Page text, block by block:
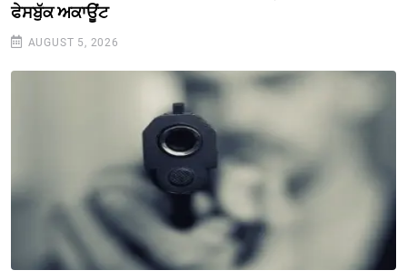
ਫੇਸਬੁੱਕ ਅਕਾਊਂਟ
AUGUST 5, 2026